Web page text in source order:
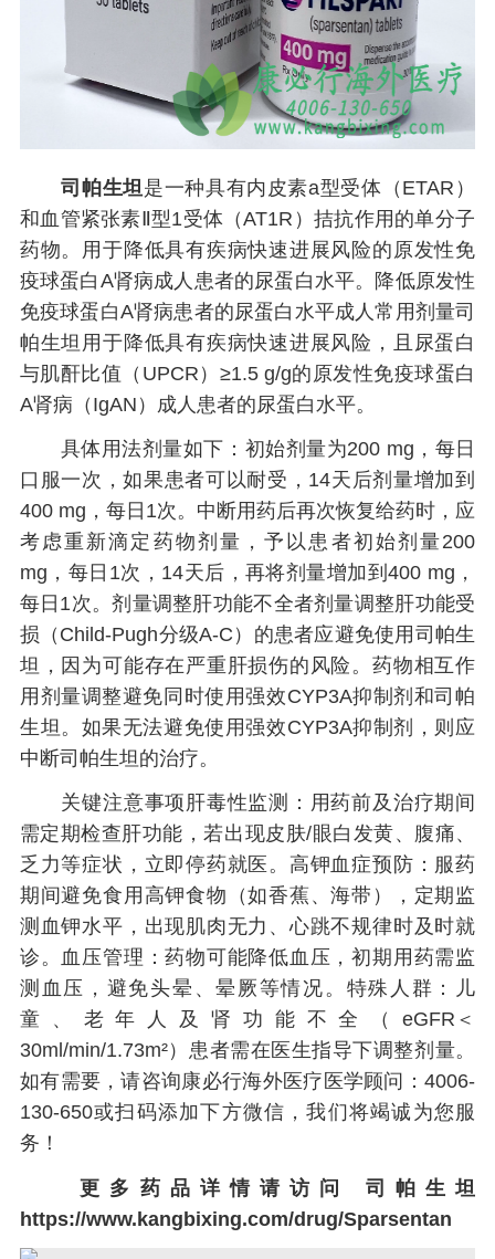
司帕生坦 是一种具有内皮素a型受体（ETAR）
和血管紧张素Ⅱ型1受体（AT1R）拮抗作用的单分子
药物。用于降低具有疾病快速进展风险的原发性免
疫球蛋白A肾病成人患者的尿蛋白水平。降低原发性
免疫球蛋白A肾病患者的尿蛋白水平成人常用剂量司
帕生坦用于降低具有疾病快速进展风险，且尿蛋白
与肌酐比值（UPCR）≥1.5 g/g的原发性免疫球蛋白
A肾病（IgAN）成人患者的尿蛋白水平。
具体用法剂量如下：初始剂量为200 mg，每日
口服一次，如果患者可以耐受，14天后剂量增加到
400 mg，每日1次。中断用药后再次恢复给药时，应
考虑重新滴定药物剂量，予以患者初始剂量200
mg，每日1次，14天后，再将剂量增加到400 mg，
每日1次。剂量调整肝功能不全者剂量调整肝功能受
损（Child-Pugh分级A-C）的患者应避免使用司帕生
坦，因为可能存在严重肝损伤的风险。药物相互作
用剂量调整避免同时使用强效CYP3A抑制剂和司帕
生坦。如果无法避免使用强效CYP3A抑制剂，则应
中断司帕生坦的治疗。
关键注意事项肝毒性监测：用药前及治疗期间
需定期检查肝功能，若出现皮肤/眼白发黄、腹痛、
乏力等症状，立即停药就医。高钾血症预防：服药
期间避免食用高钾食物（如香蕉、海带），定期监
测血钾水平，出现肌肉无力、心跳不规律时及时就
诊。血压管理：药物可能降低血压，初期用药需监
测血压，避免头晕、晕厥等情况。特殊人群：儿
童、老年人及肾功能不全（eGFR＜
30ml/min/1.73m²）患者需在医生指导下调整剂量。
如有需要，请咨询康必行海外医疗医学顾问：4006-
130-650或扫码添加下方微信，我们将竭诚为您服
务！
更多药品详情请访问 司帕生坦
https://www.kangbixing.com/drug/Sparsentan